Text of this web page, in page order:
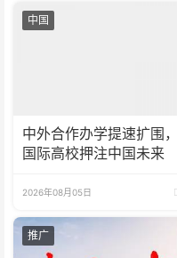
中国
中外合作办学提速扩围，
国际高校押注中国未来
2026年08月05日
推广